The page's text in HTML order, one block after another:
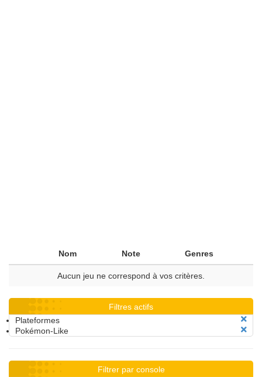
Nom Note Genres
Aucun jeu ne correspond à vos critères.
Filtres actifs
Plateformes
Pokémon-Like
Filtrer par console